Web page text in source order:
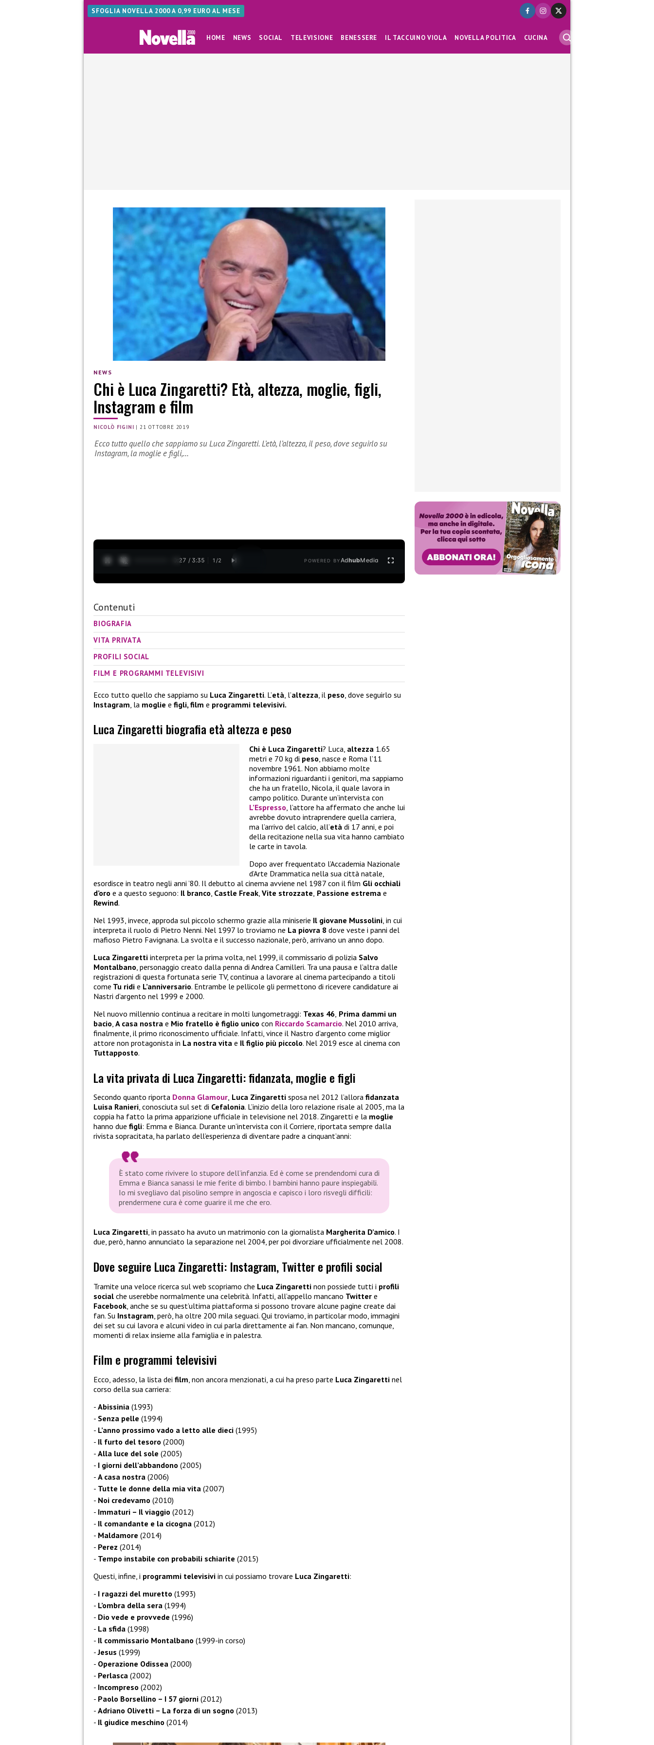
SFOGLIA NOVELLA 2000 A 0,99 EURO AL MESE
HOME NEWS SOCIAL TELEVISIONE BENESSERE IL TACCUINO VIOLA NOVELLA POLITICA CUCINA
NEWS
Chi è Luca Zingaretti? Età, altezza, moglie, figli,
Instagram e film
NICOLÒ FIGINI | 21 OTTOBRE 2019
Ecco tutto quello che sappiamo su Luca Zingaretti. L’età, l’altezza, il peso, dove seguirlo su
Instagram, la moglie e figli,…
0:28 / 3:35 1 /2 POWERED BYAdhubMedia
Contenuti
BIOGRAFIA
VITA PRIVATA
PROFILI SOCIAL
FILM E PROGRAMMI TELEVISIVI
Ecco tutto quello che sappiamo su Luca Zingaretti. L’età, l’altezza, il peso, dove seguirlo su
Instagram, la moglie e figli, film e programmi televisivi.
Luca Zingaretti biografia età altezza e peso
Chi è Luca Zingaretti? Luca, altezza 1.65
metri e 70 kg di peso, nasce e Roma l’11
novembre 1961. Non abbiamo molte
informazioni riguardanti i genitori, ma sappiamo
che ha un fratello, Nicola, il quale lavora in
campo politico. Durante un’intervista con
L’Espresso, l’attore ha affermato che anche lui
avrebbe dovuto intraprendere quella carriera,
ma l’arrivo del calcio, all’età di 17 anni, e poi
della recitazione nella sua vita hanno cambiato
le carte in tavola.
Dopo aver frequentato l’Accademia Nazionale
d’Arte Drammatica nella sua città natale,
esordisce in teatro negli anni ’80. Il debutto al cinema avviene nel 1987 con il film Gli occhiali
d’oro e a questo seguono: Il branco, Castle Freak, Vite strozzate, Passione estrema e
Rewind.
Nel 1993, invece, approda sul piccolo schermo grazie alla miniserie Il giovane Mussolini, in cui
interpreta il ruolo di Pietro Nenni. Nel 1997 lo troviamo ne La piovra 8 dove veste i panni del
mafioso Pietro Favignana. La svolta e il successo nazionale, però, arrivano un anno dopo.
Luca Zingaretti interpreta per la prima volta, nel 1999, il commissario di polizia Salvo
Montalbano, personaggio creato dalla penna di Andrea Camilleri. Tra una pausa e l’altra dalle
registrazioni di questa fortunata serie TV, continua a lavorare al cinema partecipando a titoli
come Tu ridi e L’anniversario. Entrambe le pellicole gli permettono di ricevere candidature ai
Nastri d’argento nel 1999 e 2000.
Nel nuovo millennio continua a recitare in molti lungometraggi: Texas 46, Prima dammi un
bacio, A casa nostra e Mio fratello è figlio unico con Riccardo Scamarcio. Nel 2010 arriva,
finalmente, il primo riconoscimento ufficiale. Infatti, vince il Nastro d’argento come miglior
attore non protagonista in La nostra vita e Il figlio più piccolo. Nel 2019 esce al cinema con
Tuttapposto.
La vita privata di Luca Zingaretti: fidanzata, moglie e figli
Secondo quanto riporta Donna Glamour, Luca Zingaretti sposa nel 2012 l’allora fidanzata
Luisa Ranieri, conosciuta sul set di Cefalonia. L’inizio della loro relazione risale al 2005, ma la
coppia ha fatto la prima apparizione ufficiale in televisione nel 2018. Zingaretti e la moglie
hanno due figli: Emma e Bianca. Durante un’intervista con il Corriere, riportata sempre dalla
rivista sopracitata, ha parlato dell’esperienza di diventare padre a cinquant’anni:
È stato come rivivere lo stupore dell’infanzia. Ed è come se prendendomi cura di
Emma e Bianca sanassi le mie ferite di bimbo. I bambini hanno paure inspiegabili.
Io mi svegliavo dal pisolino sempre in angoscia e capisco i loro risvegli difficili:
prendermene cura è come guarire il me che ero.
Luca Zingaretti, in passato ha avuto un matrimonio con la giornalista Margherita D’amico. I
due, però, hanno annunciato la separazione nel 2004, per poi divorziare ufficialmente nel 2008.
Dove seguire Luca Zingaretti: Instagram, Twitter e profili social
Tramite una veloce ricerca sul web scopriamo che Luca Zingaretti non possiede tutti i profili
social che userebbe normalmente una celebrità. Infatti, all’appello mancano Twitter e
Facebook , anche se su quest’ultima piattaforma si possono trovare alcune pagine create dai
fan. Su Instagram , però, ha oltre 200 mila seguaci. Qui troviamo, in particolar modo, immagini
dei set su cui lavora e alcuni video in cui parla direttamente ai fan. Non mancano, comunque,
momenti di relax insieme alla famiglia e in palestra.
Film e programmi televisivi
Ecco, adesso, la lista dei film , non ancora menzionati, a cui ha preso parte Luca Zingaretti nel
corso della sua carriera:
Abissinia (1993)
Senza pelle (1994)
L’anno prossimo vado a letto alle dieci (1995)
Il furto del tesoro (2000)
Alla luce del sole (2005)
I giorni dell’abbandono (2005)
A casa nostra (2006)
Tutte le donne della mia vita (2007)
Noi credevamo (2010)
Immaturi – Il viaggio (2012)
Il comandante e la cicogna (2012)
Maldamore (2014)
Perez (2014)
Tempo instabile con probabili schiarite (2015)
Questi, infine, i programmi televisivi in cui possiamo trovare Luca Zingaretti:
I ragazzi del muretto (1993)
L’ombra della sera (1994)
Dio vede e provvede (1996)
La sfida (1998)
Il commissario Montalbano (1999-in corso)
Jesus (1999)
Operazione Odissea (2000)
Perlasca (2002)
Incompreso (2002)
Paolo Borsellino – I 57 giorni (2012)
Adriano Olivetti – La forza di un sogno (2013)
Il giudice meschino (2014)